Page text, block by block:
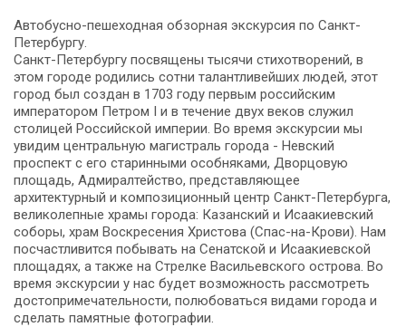
Автобусно-пешеходная обзорная экскурсия по Санкт-
Петербургу.
Санкт-Петербургу посвящены тысячи стихотворений, в
этом городе родились сотни талантливейших людей, этот
город был создан в 1703 году первым российским
императором Петром I и в течение двух веков служил
столицей Российской империи. Во время экскурсии мы
увидим центральную магистраль города - Невский
проспект с его старинными особняками, Дворцовую
площадь, Адмиралтейство, представляющее
архитектурный и композиционный центр Санкт-Петербурга,
великолепные храмы города: Казанский и Исаакиевский
соборы, храм Воскресения Христова (Спас-на-Крови). Нам
посчастливится побывать на Сенатской и Исаакиевской
площадях, а также на Стрелке Васильевского острова. Во
время экскурсии у нас будет возможность рассмотреть
достопримечательности, полюбоваться видами города и
сделать памятные фотографии.